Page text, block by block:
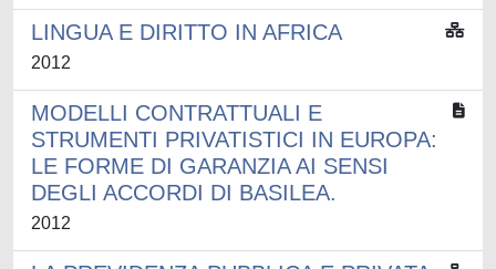
LINGUA E DIRITTO IN AFRICA
2012
MODELLI CONTRATTUALI E
STRUMENTI PRIVATISTICI IN EUROPA:
LE FORME DI GARANZIA AI SENSI
DEGLI ACCORDI DI BASILEA.
2012